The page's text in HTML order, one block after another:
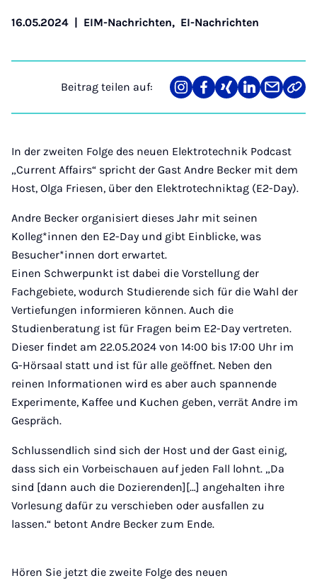
16.05.2024 | EIM-Nachrichten, EI-Nachrichten
Beitrag teilen auf:
Teilen
auf
Teilen
auf
Teilen
auf
Teilen
auf
Teilen
über
Mail
Link
In der zweiten Folge des neuen Elektrotechnik Podcast
„Current Affairs“ spricht der Gast Andre Becker mit dem
Host, Olga Friesen, über den Elektrotechniktag (E2-Day).
Andre Becker organisiert dieses Jahr mit seinen
Kolleg*innen den E2-Day und gibt Einblicke, was
Besucher*innen dort erwartet.
Einen Schwerpunkt ist dabei die Vorstellung der
Fachgebiete, wodurch Studierende sich für die Wahl der
Vertiefungen informieren können. Auch die
Studienberatung ist für Fragen beim E2-Day vertreten.
Dieser findet am 22.05.2024 von 14:00 bis 17:00 Uhr im
G-Hörsaal statt und ist für alle geöffnet. Neben den
reinen Informationen wird es aber auch spannende
Experimente, Kaffee und Kuchen geben, verrät Andre im
Gespräch.
Schlussendlich sind sich der Host und der Gast einig,
dass sich ein Vorbeischauen auf jeden Fall lohnt. „Da
sind [dann auch die Dozierenden][…] angehalten ihre
Vorlesung dafür zu verschieben oder ausfallen zu
lassen.“ betont Andre Becker zum Ende.
Hören Sie jetzt die zweite Folge des neuen